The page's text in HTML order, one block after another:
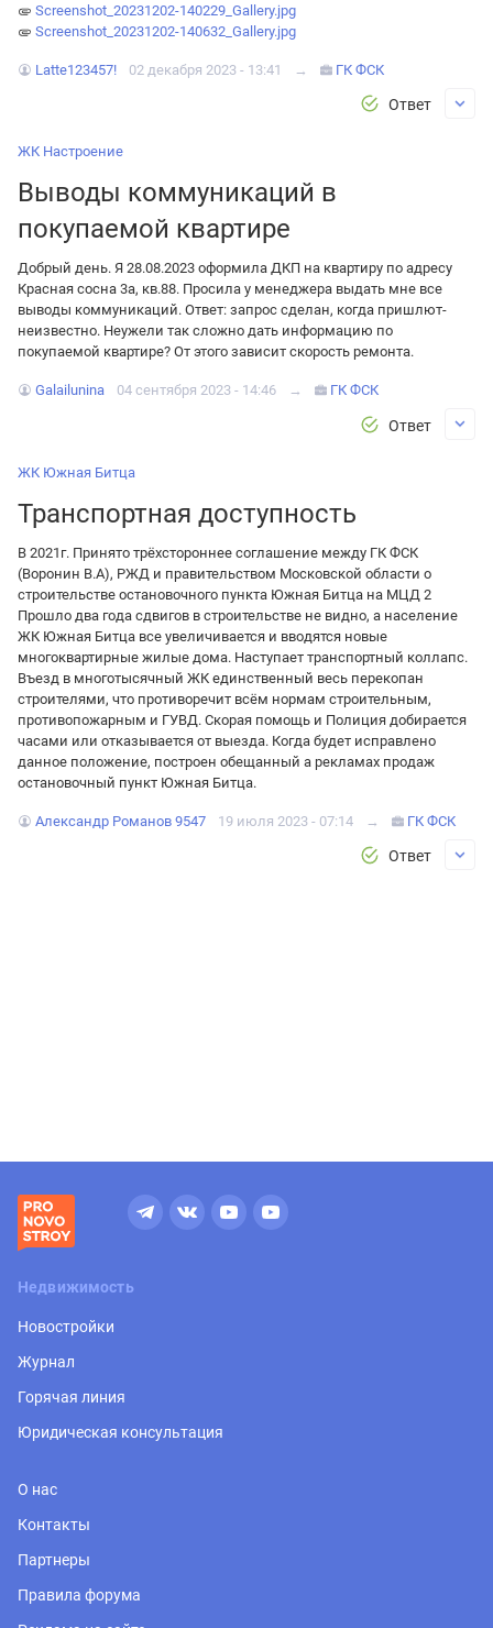
Screenshot_20231202-140229_Gallery.jpg
Screenshot_20231202-140632_Gallery.jpg
Latte123457! 02 декабря 2023 - 13:41 → ГК ФСК
Ответ
ЖК Настроение
Выводы коммуникаций в
покупаемой квартире
Добрый день. Я 28.08.2023 оформила ДКП на квартиру по адресу
Красная сосна 3а, кв.88. Просила у менеджера выдать мне все
выводы коммуникаций. Ответ: запрос сделан, когда пришлют-
неизвестно. Неужели так сложно дать информацию по
покупаемой квартире? От этого зависит скорость ремонта.
Galailunina 04 сентября 2023 - 14:46 → ГК ФСК
Ответ
ЖК Южная Битца
Транспортная доступность
В 2021г. Принято трёхстороннее соглашение между ГК ФСК
(Воронин В.А), РЖД и правительством Московской области о
строительстве остановочного пункта Южная Битца на МЦД 2
Прошло два года сдвигов в строительстве не видно, а население
ЖК Южная Битца все увеличивается и вводятся новые
многоквартирные жилые дома. Наступает транспортный коллапс.
Въезд в многотысячный ЖК единственный весь перекопан
строителями, что противоречит всём нормам строительным,
противопожарным и ГУВД. Скорая помощь и Полиция добирается
часами или отказывается от выезда. Когда будет исправлено
данное положение, построен обещанный а рекламах продаж
остановочный пункт Южная Битца.
Александр Романов 9547 19 июля 2023 - 07:14 → ГК ФСК
Ответ
Недвижимость
Новостройки
Журнал
Горячая линия
Юридическая консультация
О нас
Контакты
Партнеры
Правила форума